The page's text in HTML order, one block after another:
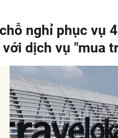
nghỉ phục vụ
dịch vụ "mua